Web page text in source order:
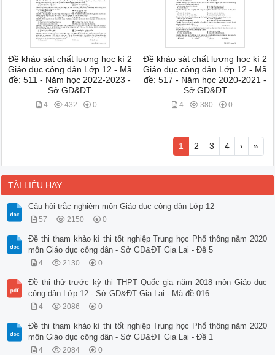
Đề khảo sát chất lượng học kì 2
Giáo dục công dân Lớp 12 - Mã
đề: 511 - Năm học 2022-2023 -
Sở GD&ĐT
4 432 0
Đề khảo sát chất lượng học kì 2
Giáo dục công dân Lớp 12 - Mã
đề: 517 - Năm học 2020-2021 -
Sở GD&ĐT
4 380 0
1 2 3 4 › »
TÀI LIỆU HAY
Câu hỏi trắc nghiệm môn Giáo dục công dân Lớp 12
57 2150 0
Đề thi tham khảo kì thi tốt nghiệp Trung học Phổ thông năm 2020
môn Giáo dục công dân - Sở GD&ĐT Gia Lai - Đề 5
4 2130 0
Đề thi thử trước kỳ thi THPT Quốc gia năm 2018 môn Giáo dục
công dân Lớp 12 - Sở GD&ĐT Gia Lai - Mã đề 016
4 2086 0
Đề thi tham khảo kì thi tốt nghiệp Trung học Phổ thông năm 2020
môn Giáo dục công dân - Sở GD&ĐT Gia Lai - Đề 1
4 2084 0